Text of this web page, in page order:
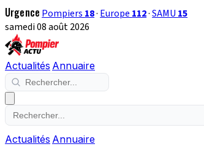
Urgence Pompiers 18· Europe 112·SAMU 15
samedi 08 août 2026
Actualités Annuaire
Actualités Annuaire